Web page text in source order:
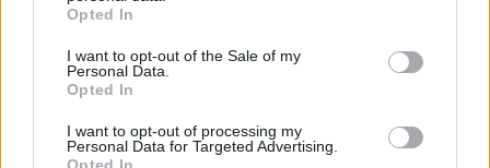
Opted In
I want to opt-out of the Sale of my
Personal Data.
Opted In
I want to opt-out of processing my
Personal Data for Targeted Advertising.
Opted In